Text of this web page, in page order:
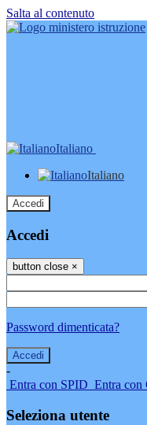
Salta al contenuto
Italiano
Italiano
Accedi
Accedi
button close ×
Password dimenticata?
-
Entra con SPID Entra con
Seleziona utente